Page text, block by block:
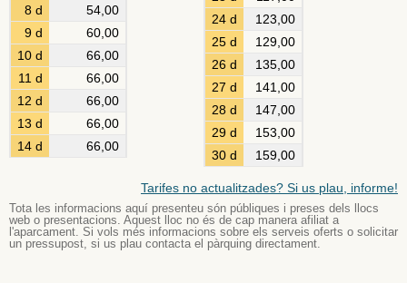
8 d
54,00
9 d
60,00
10 d
66,00
11 d
66,00
12 d
66,00
13 d
66,00
14 d
66,00
24 d
123,00
25 d
129,00
26 d
135,00
27 d
141,00
28 d
147,00
29 d
153,00
30 d
159,00
Tarifes no actualitzades? Si us plau, informe!
Tota les informacions aquí presenteu són públiques i preses dels llocs
web o presentacions. Aquest lloc no és de cap manera afiliat a
l'aparcament. Si vols més informacions sobre els serveis oferts o solicitar
un pressupost, si us plau contacta el pàrquing directament.